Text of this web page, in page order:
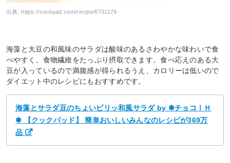
出典: https://cookpad.com/recipe/6731179
海藻と大豆の和風味のサラダは酸味のあるさわやかな味わいで食
べやすく、食物繊維をたっぷり摂取できます。食べ応えのある大
豆が入っているので満腹感が得られるうえ、カロリーは低いので
ダイエット中のレシピにもおすすめです。
海藻とサラダ豆のちょいピリッ和風サラダ by ✽チョコⅠＨ
✽ 【クックパッド】 簡単おいしいみんなのレシピが369万
品